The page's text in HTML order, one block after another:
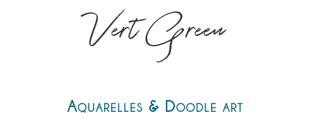
Vert Green
Aquarelles & Doodle art